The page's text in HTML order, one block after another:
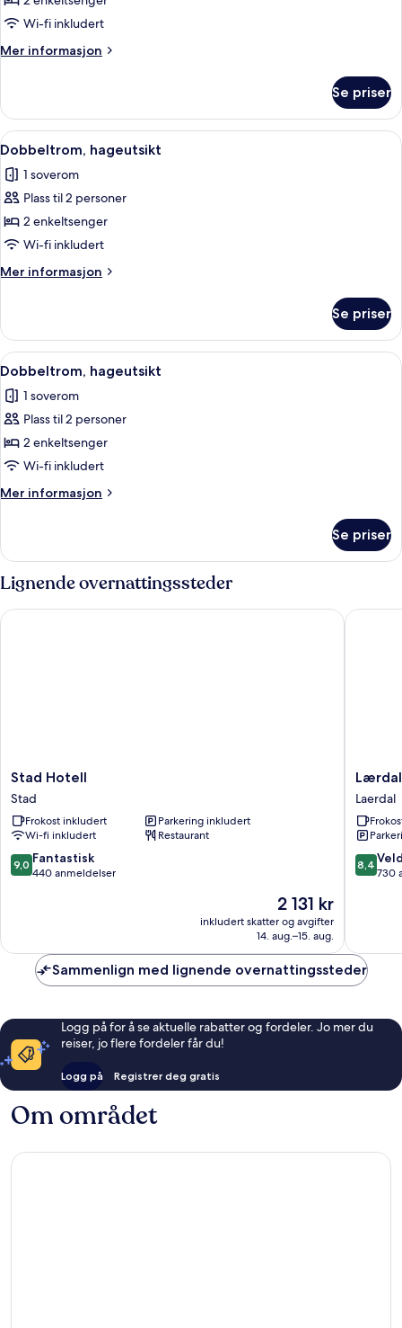
hageutsikt
Wi-fi inkludert
Mer informasjon
Mer
hageutsikt
Se priser
Åpne
alle
bildene
av
Dobbeltrom,
hageutsikt
Skrivebord for bærbar PC, wi-fi
3
Dobbeltrom, hageutsikt
1 soverom
Plass til 2 personer
2 enkeltsenger
Wi-fi inkludert
Mer informasjon
Mer
hageutsikt
Se priser
Åpne
alle
bildene
av
Dobbeltrom,
hageutsikt
Skrivebord for bærbar PC, wi-fi
3
Dobbeltrom, hageutsikt
1 soverom
Plass til 2 personer
2 enkeltsenger
Wi-fi inkludert
Mer informasjon
Mer
hageutsikt
Se priser
Lignende overnattingssteder
Stad
Hotell
Stad
Stad Hotell
Stad
Frokost inkludert
Parkering inkludert
Wi-fi inkludert
Restaurant
9.0
av
9,0 Fantastisk
440 anmeldelser
Prisen
2 131 kr
2 131 kr
inkludert skatter og avgifter
14. aug.–15. aug.
Stad Hotell
Lærdal
Hotel
Laerdal
Laerdal
8.4
av
8,4
730
Lærdal
Sammenlign med lignende overnattingssteder
Logg på for å se aktuelle rabatter og fordeler. Jo mer du
reiser, jo flere fordeler får du!
Logg på Registrer deg gratis
Om området